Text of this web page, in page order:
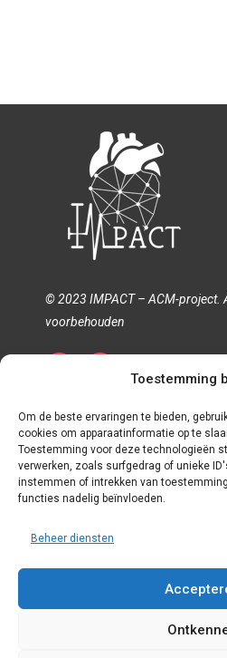
Toestemming
Om de beste ervaringen te bieden,
cookies om apparaatinformatie op te
Toestemming voor deze technologieën
verwerken, zoals surfgedrag of unieke
instemmen of intrekken van
functies nadelig beïnvloeden.
Beheer diensten
© 2023 IMPACT – ACM-project.
voorbehouden